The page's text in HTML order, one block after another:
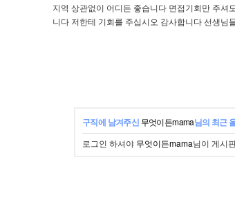
지역 상관없이 어디든 좋습니다 면접기회만 주셔
니다 저한테 기회를 주십시오 감사합니다 선생님
구직에 남겨주신 무엇이든mama님의 최근
로그인 하셔야 무엇이든mama님이 게시